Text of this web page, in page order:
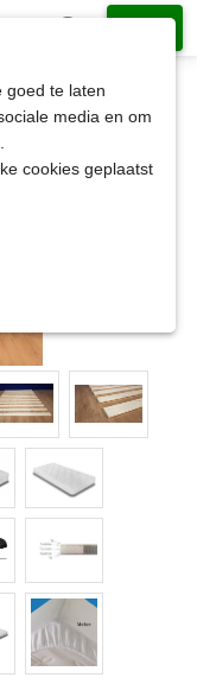
120x210cm
goed te laten
media en om
cookies geplaatst